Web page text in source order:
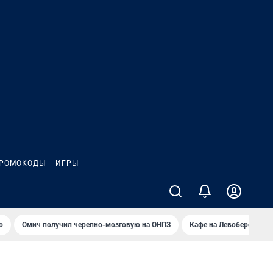
ИГРЫ
Омич получил черепно-мозговую на ОНПЗ Кафе на Левобережье